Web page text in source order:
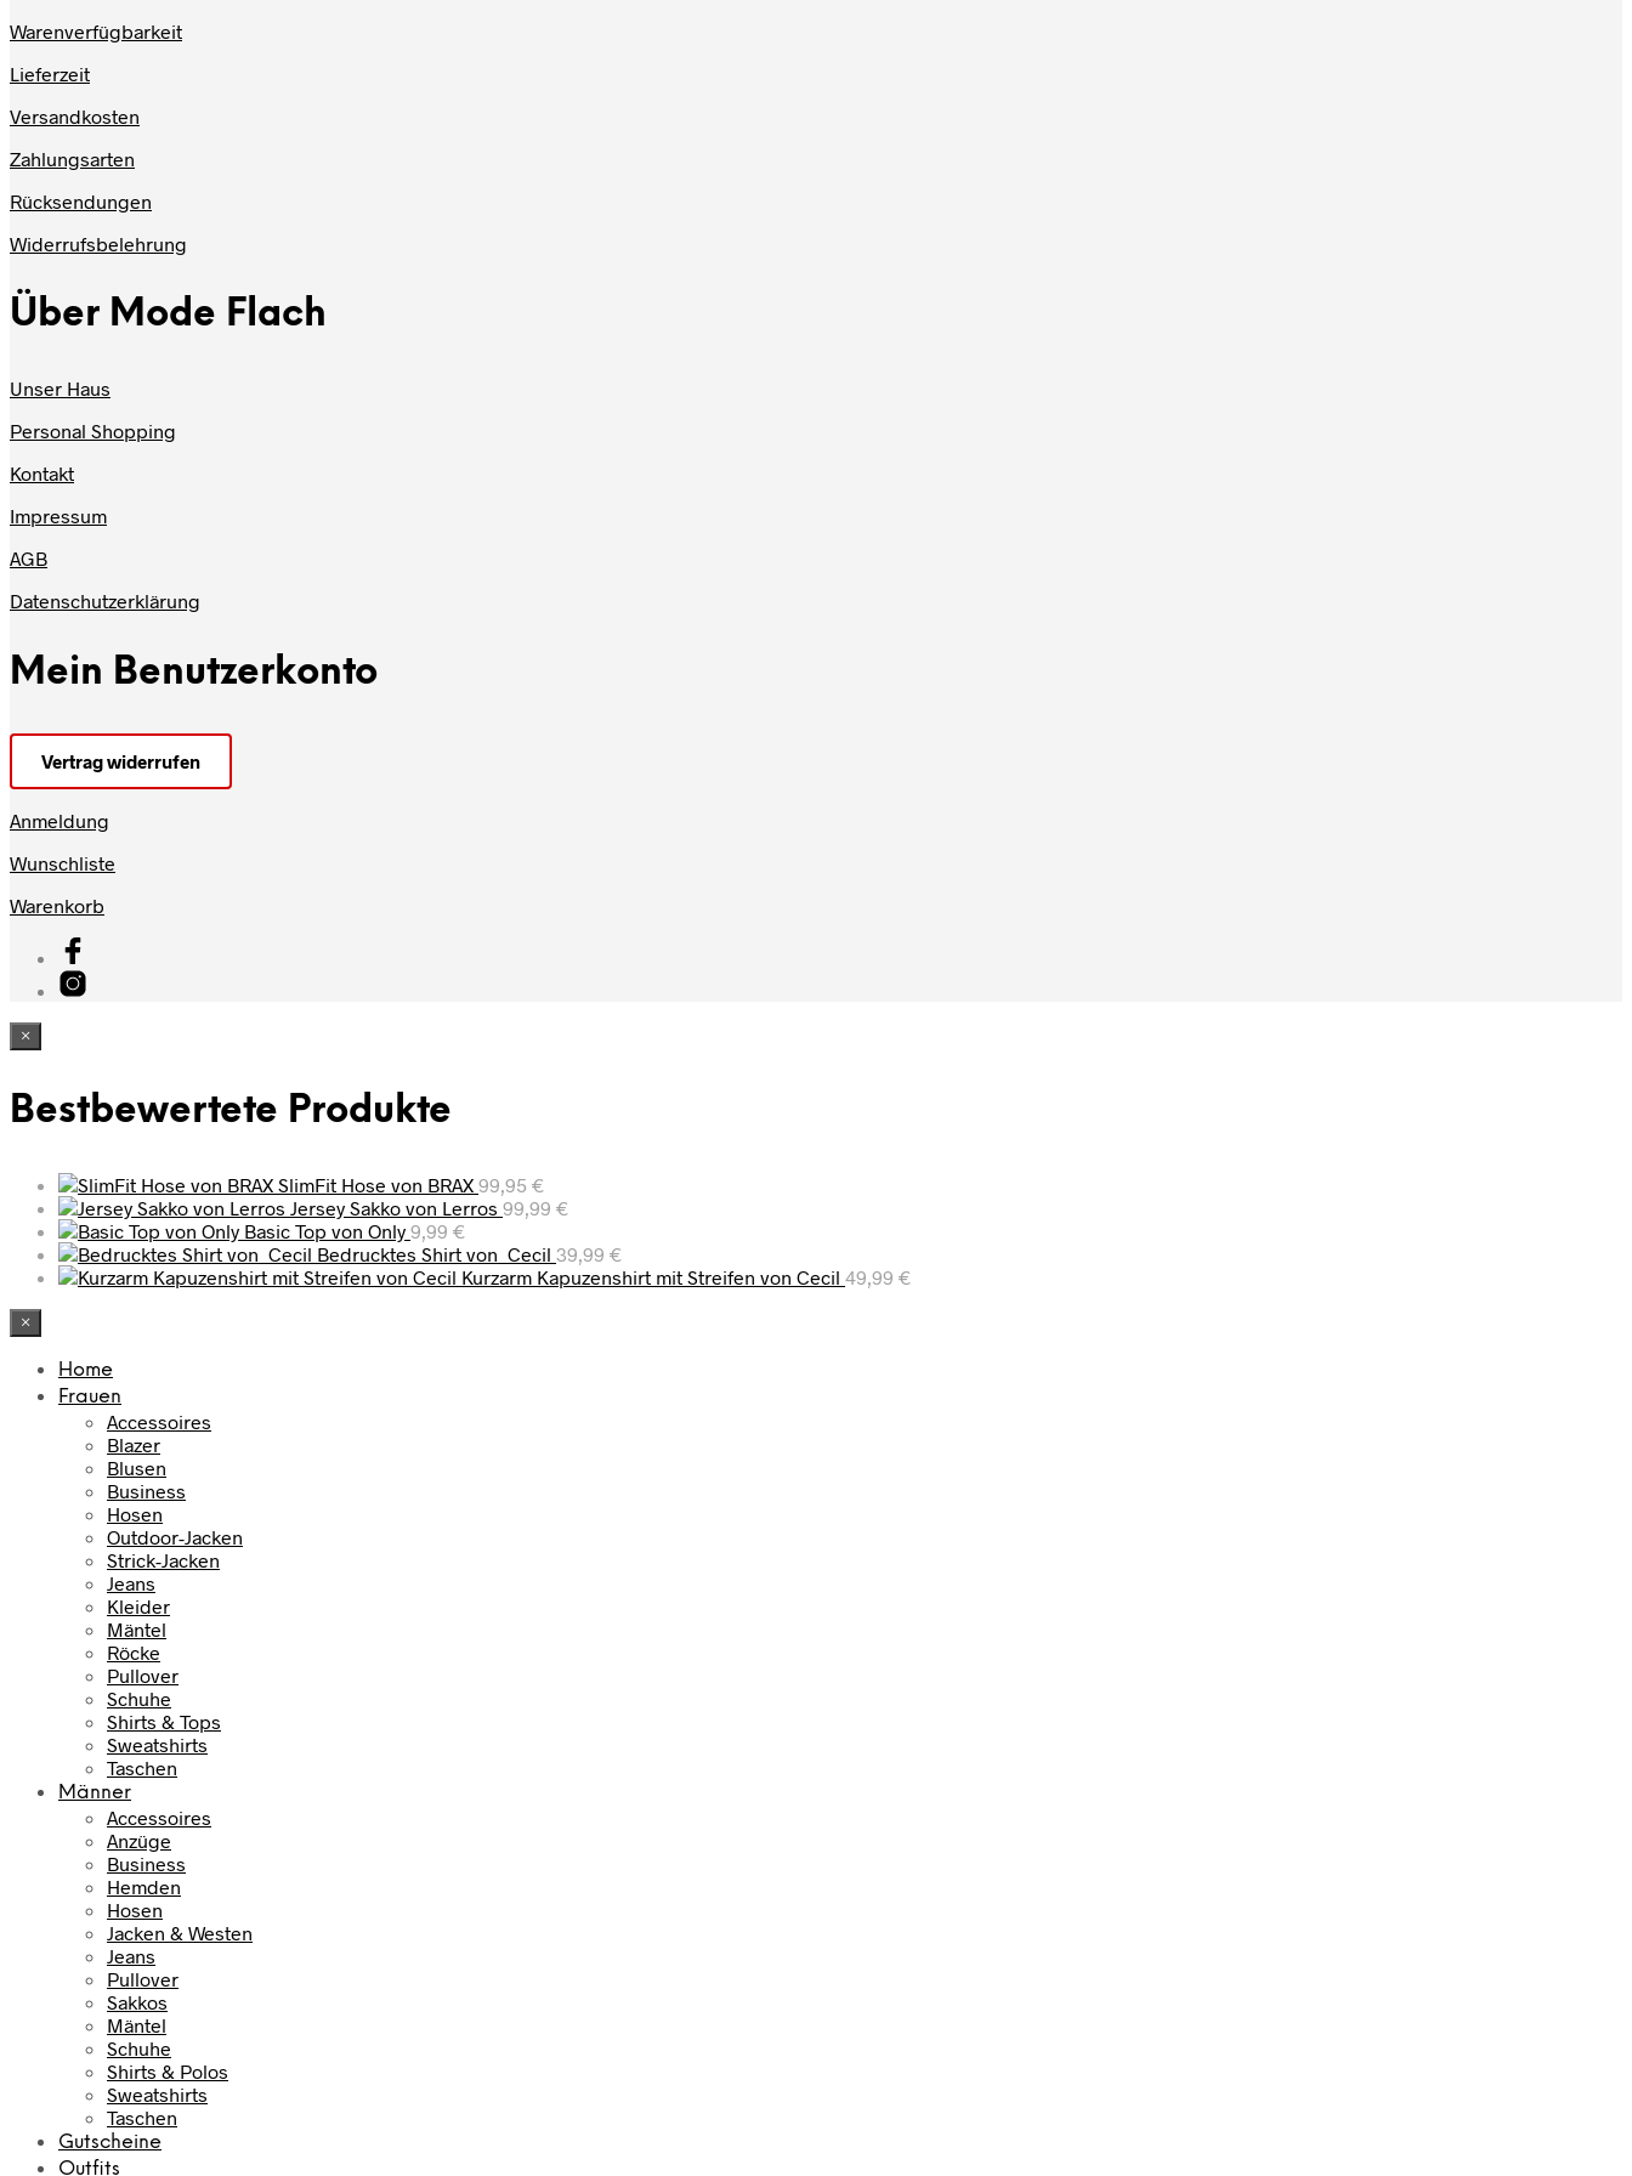
Warenverfügbarkeit
Lieferzeit
Versandkosten
Zahlungsarten
Rücksendungen
Widerrufsbelehrung
Über Mode Flach
Unser Haus
Personal Shopping
Kontakt
Impressum
AGB
Datenschutzerklärung
Mein Benutzerkonto
Vertrag widerrufen
Anmeldung
Wunschliste
Warenkorb
×
Bestbewertete Produkte
SlimFit Hose von BRAX 99,95 €
Jersey Sakko von Lerros 99,99 €
Basic Top von Only 9,99 €
Bedrucktes Shirt von Cecil 39,99 €
Kurzarm Kapuzenshirt mit Streifen von Cecil 49,99 €
×
Home
Frauen
Accessoires
Blazer
Blusen
Business
Hosen
Outdoor-Jacken
Strick-Jacken
Jeans
Kleider
Mäntel
Röcke
Pullover
Schuhe
Shirts & Tops
Sweatshirts
Taschen
Männer
Accessoires
Anzüge
Business
Hemden
Hosen
Jacken & Westen
Jeans
Pullover
Sakkos
Mäntel
Schuhe
Shirts & Polos
Sweatshirts
Taschen
Gutscheine
Outfits